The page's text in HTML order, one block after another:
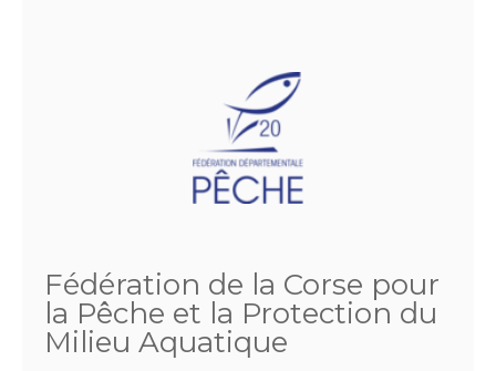
Fédération de la Corse pour
la Pêche et la Protection du
Milieu Aquatique